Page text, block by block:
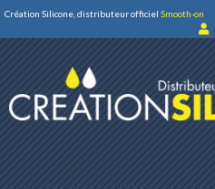
Création Silicone, distributeur officiel Smooth-on